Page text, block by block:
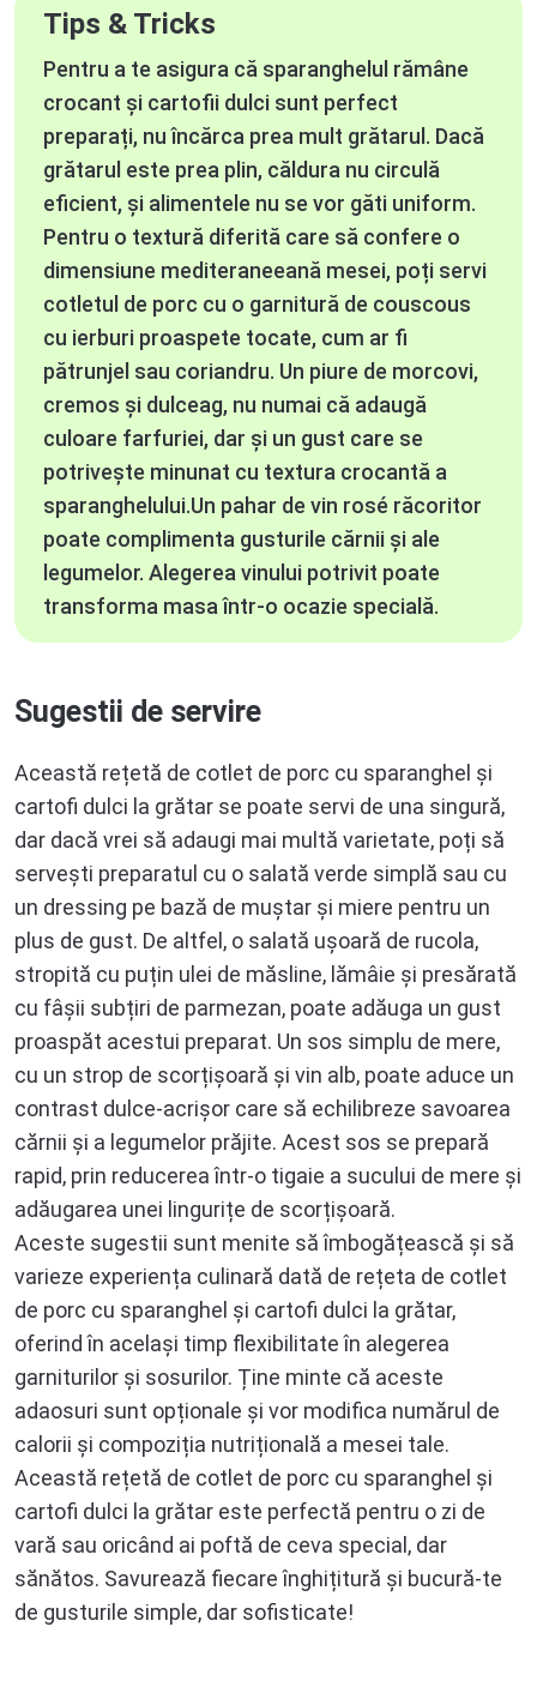
Tips & Tricks
Pentru a te asigura că sparanghelul rămâne
crocant și cartofii dulci sunt perfect
preparați, nu încărca prea mult grătarul. Dacă
grătarul este prea plin, căldura nu circulă
eficient, și alimentele nu se vor găti uniform.
Pentru o textură diferită care să confere o
dimensiune mediteraneeană mesei, poți servi
cotletul de porc cu o garnitură de couscous
cu ierburi proaspete tocate, cum ar fi
pătrunjel sau coriandru. Un piure de morcovi,
cremos și dulceag, nu numai că adaugă
culoare farfuriei, dar și un gust care se
potrivește minunat cu textura crocantă a
sparanghelului.Un pahar de vin rosé răcoritor
poate complimenta gusturile cărnii și ale
legumelor. Alegerea vinului potrivit poate
transforma masa într-o ocazie specială.
Sugestii de servire
Această rețetă de cotlet de porc cu sparanghel și
cartofi dulci la grătar se poate servi de una singură,
dar dacă vrei să adaugi mai multă varietate, poți să
servești preparatul cu o salată verde simplă sau cu
un dressing pe bază de muștar și miere pentru un
plus de gust. De altfel, o salată ușoară de rucola,
stropită cu puțin ulei de măsline, lămâie și presărată
cu fâșii subțiri de parmezan, poate adăuga un gust
proaspăt acestui preparat. Un sos simplu de mere,
cu un strop de scorțișoară și vin alb, poate aduce un
contrast dulce-acrișor care să echilibreze savoarea
cărnii și a legumelor prăjite. Acest sos se prepară
rapid, prin reducerea într-o tigaie a sucului de mere și
adăugarea unei lingurițe de scorțișoară.
Aceste sugestii sunt menite să îmbogățească și să
varieze experiența culinară dată de rețeta de cotlet
de porc cu sparanghel și cartofi dulci la grătar,
oferind în același timp flexibilitate în alegerea
garniturilor și sosurilor. Ține minte că aceste
adaosuri sunt opționale și vor modifica numărul de
calorii și compoziția nutrițională a mesei tale.
Această rețetă de cotlet de porc cu sparanghel și
cartofi dulci la grătar este perfectă pentru o zi de
vară sau oricând ai poftă de ceva special, dar
sănătos. Savurează fiecare înghițitură și bucură-te
de gusturile simple, dar sofisticate!